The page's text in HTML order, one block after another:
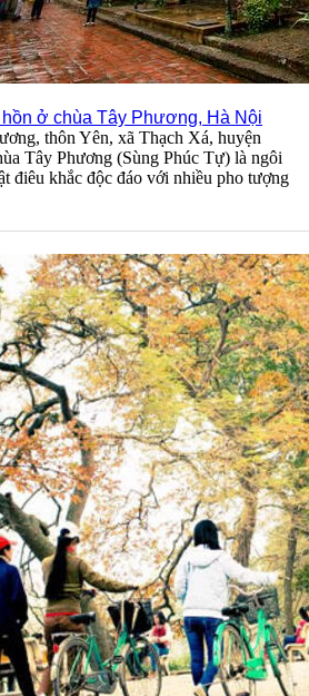
ở chùa Tây Phương, Hà Nội
thôn Yên, xã Thạch Xá, huyện
Tây Phương (Sùng Phúc Tự) là ngôi
điêu khắc độc đáo với nhiều pho tượng